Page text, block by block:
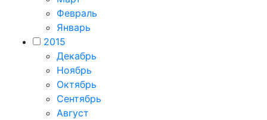
Февраль
Январь
2015
Декабрь
Ноябрь
Октябрь
Сентябрь
Август